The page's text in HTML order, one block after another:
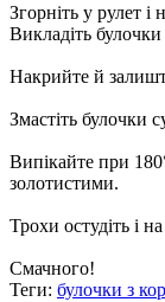
Згорніть у рулет
Викладіть
Накрийте й
Змастіть булочки
Випікайте при
золотистими.
Трохи остудіть і
Смачного!
Теги: булочки з